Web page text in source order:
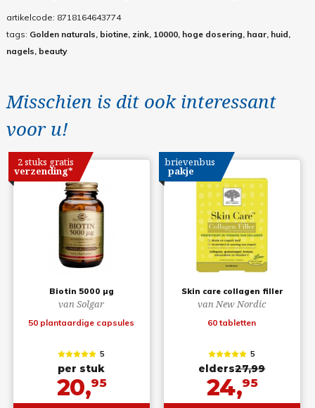
artikelcode: 8718164643774
tags: Golden naturals, biotine, zink, 10000, hoge dosering, haar, huid,
nagels, beauty
Misschien is dit ook interessant
voor u!
Biotin 5000 µg
van Solgar
50 plantaardige capsules
2 stuks gratis
verzending*
5
per stuk
20,95
Skin care collagen filler
van New Nordic
60 tabletten
brievenbus
pakje
5
elders27,99
24,95